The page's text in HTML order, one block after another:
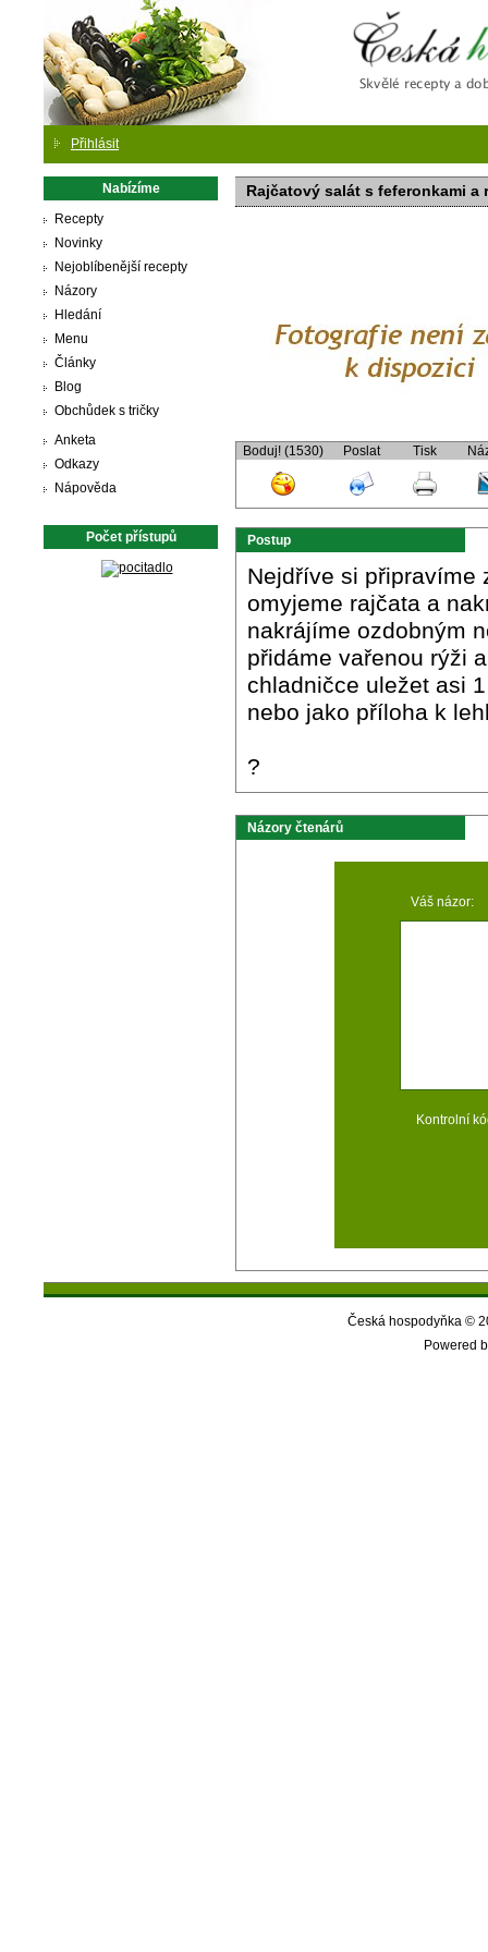
Přihlásit
Nabízíme
Recepty
Novinky
Nejoblíbenější recepty
Názory
Hledání
Menu
Články
Blog
Obchůdek s tričky
Anketa
Odkazy
Nápověda
Počet přístupů
Rajčatový salát s feferonkami a
Boduj! (1530) Poslat Tisk
Postup
Nejdříve si připravíme
omyjeme rajčata a
nakrájíme ozdobným
přidáme vařenou rýži
chladničce uležet asi
nebo jako příloha k
?
Názory čtenárů
Váš názor:
Kontrolní
Česká hospodyňka ©
Powered